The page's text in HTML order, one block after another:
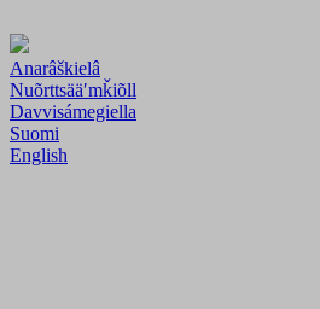
Anarâškielâ
Nuõrttsääʹmǩiõll
Davvisámegiella
Suomi
English